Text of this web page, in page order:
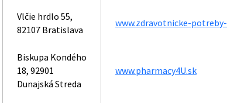
Vlčie hrdlo 55,
82107 Bratislava
www.zdravotnicke-
Biskupa Kondého
18, 92901
Dunajská Streda
www.pharmacy4U.sk